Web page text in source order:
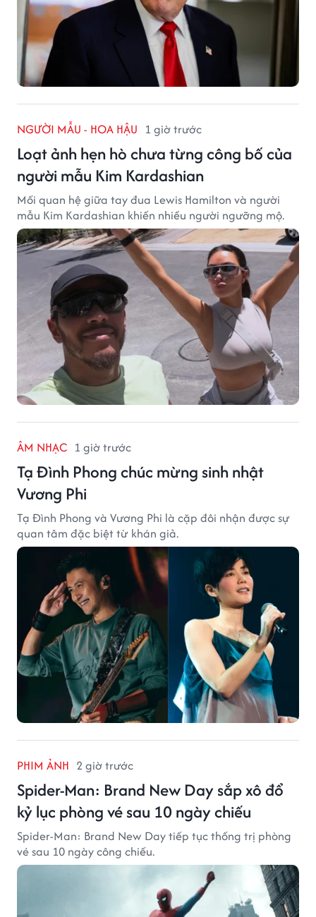
NGƯỜI MẪU - HOA HẬU 1 giờ trước
Loạt ảnh hẹn hò chưa từng công bố của
người mẫu Kim Kardashian
Mối quan hệ giữa tay đua Lewis Hamilton và người
mẫu Kim Kardashian khiến nhiều người ngưỡng mộ.
ÂM NHẠC 1 giờ trước
Tạ Đình Phong chúc mừng sinh nhật
Vương Phi
Tạ Đình Phong và Vương Phi là cặp đôi nhận được sự
quan tâm đặc biệt từ khán giả.
PHIM ẢNH 2 giờ trước
Spider-Man: Brand New Day sắp xô đổ
kỷ lục phòng vé sau 10 ngày chiếu
Spider-Man: Brand New Day tiếp tục thống trị phòng
vé sau 10 ngày công chiếu.